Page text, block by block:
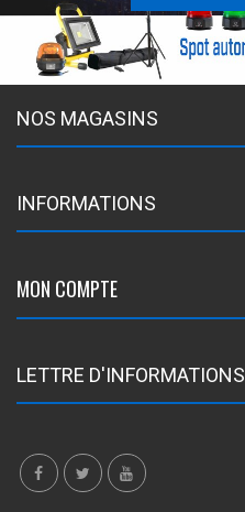
NOS MAGASINS
INFORMATIONS
MON COMPTE
LETTRE D'INFORMATIONS